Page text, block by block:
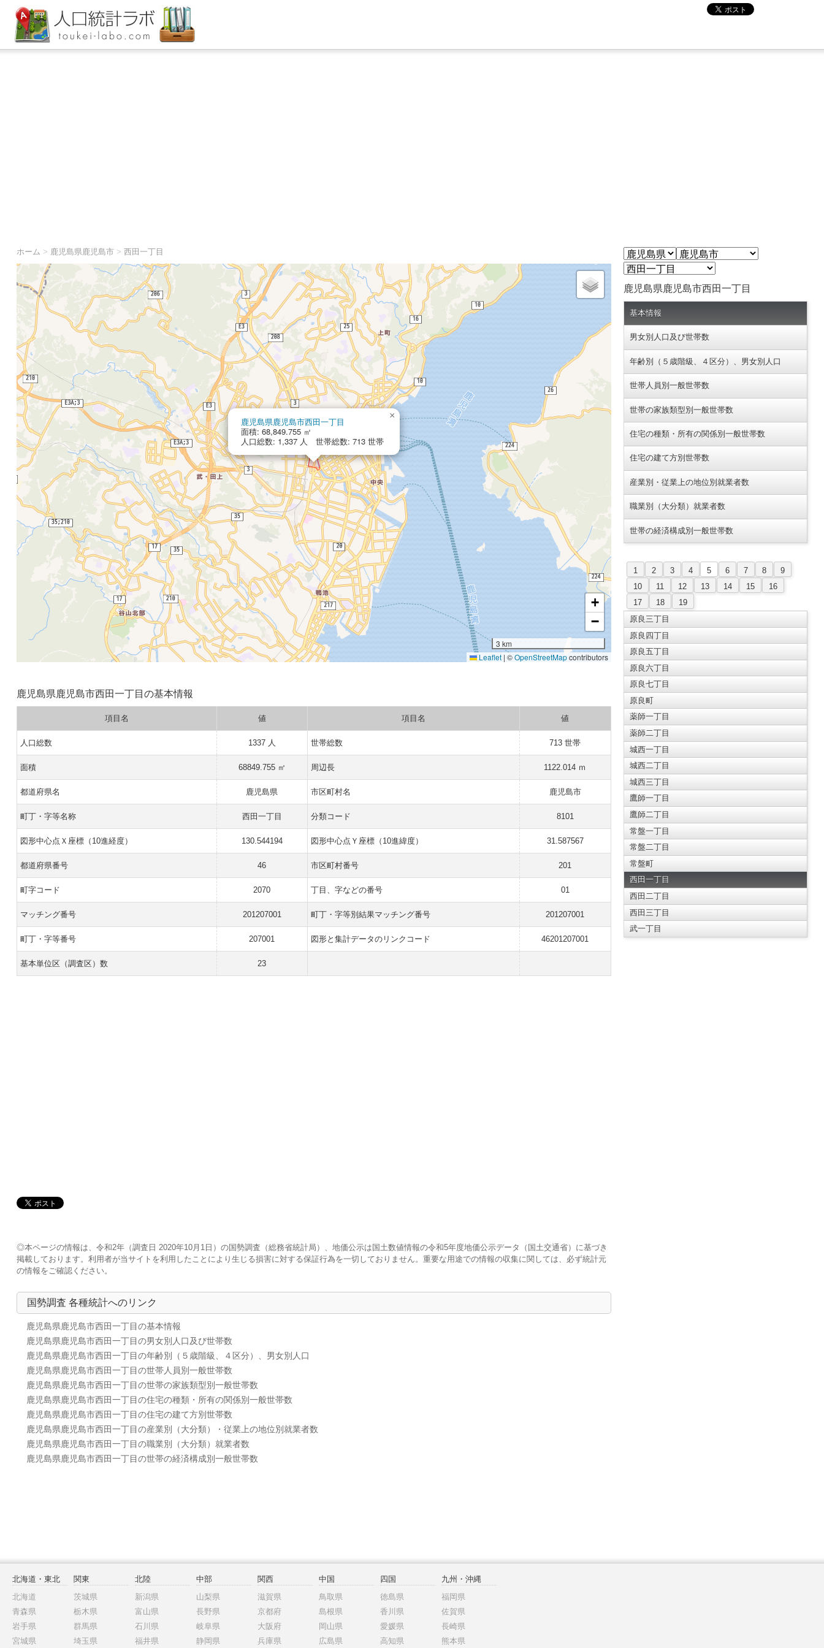
ホーム > 鹿児島県鹿児島市> 西田一丁目
鹿児島県鹿児島市西田一丁目
面積: 68,849.755 ㎡
人口総数: 1,337 人 世帯総数: 713 世帯
×
+
−
3 km
Leaflet | ©OpenStreetMapcontributors
鹿児島県鹿児島市西田一丁目の基本情報
項目名 値 項目名 値
人口総数 1337 人 世帯総数 713 世帯
面積 68849.755 ㎡ 周辺長 1122.014 ｍ
都道府県名 鹿児島県 市区町村名 鹿児島市
町丁・字等名称 西田一丁目 分類コード 8101
図形中心点Ｘ座標（10進経度） 130.544194 図形中心点Ｙ座標（10進緯度） 31.587567
都道府県番号 46 市区町村番号 201
町字コード 2070 丁目、字などの番号 01
マッチング番号 201207001 町丁・字等別結果マッチング番号 201207001
町丁・字等番号 207001 図形と集計データのリンクコード 46201207001
基本単位区（調査区）数 23
◎本ページの情報は、令和2年（調査日 2020年10月1日）の国勢調査（総務省統計局）、地価公示は国土数値情報の令和5年度地価公示データ（国土交通省）に基づき
掲載しております。利用者が当サイトを利用したことにより生じる損害に対する保証行為を一切しておりません。重要な用途での情報の収集に関しては、必ず統計元
の情報をご確認ください。
国勢調査 各種統計へのリンク
鹿児島県鹿児島市西田一丁目の基本情報
鹿児島県鹿児島市西田一丁目の男女別人口及び世帯数
鹿児島県鹿児島市西田一丁目の年齢別（５歳階級、４区分）、男女別人口
鹿児島県鹿児島市西田一丁目の世帯人員別一般世帯数
鹿児島県鹿児島市西田一丁目の世帯の家族類型別一般世帯数
鹿児島県鹿児島市西田一丁目の住宅の種類・所有の関係別一般世帯数
鹿児島県鹿児島市西田一丁目の住宅の建て方別世帯数
鹿児島県鹿児島市西田一丁目の産業別（大分類）・従業上の地位別就業者数
鹿児島県鹿児島市西田一丁目の職業別（大分類）就業者数
鹿児島県鹿児島市西田一丁目の世帯の経済構成別一般世帯数
鹿児島県鹿児島市西田一丁目
基本情報
男女別人口及び世帯数
年齢別（５歳階級、４区分）、男女別人口
世帯人員別一般世帯数
世帯の家族類型別一般世帯数
住宅の種類・所有の関係別一般世帯数
住宅の建て方別世帯数
産業別・従業上の地位別就業者数
職業別（大分類）就業者数
世帯の経済構成別一般世帯数
1 2 3 4 5 6 7 8
9
10
11 12 13 14 15
16
17
18
19
原良三丁目
原良四丁目
原良五丁目
原良六丁目
原良七丁目
原良町
薬師一丁目
薬師二丁目
城西一丁目
城西二丁目
城西三丁目
鷹師一丁目
鷹師二丁目
常盤一丁目
常盤二丁目
常盤町
西田一丁目
西田二丁目
西田三丁目
武一丁目
北海道・東北
北海道
青森県
岩手県
宮城県
関東
茨城県
栃木県
群馬県
埼玉県
北陸
新潟県
富山県
石川県
福井県
中部
山梨県
長野県
岐阜県
静岡県
関西
滋賀県
京都府
大阪府
兵庫県
中国
鳥取県
島根県
岡山県
広島県
四国
徳島県
香川県
愛媛県
高知県
九州・沖縄
福岡県
佐賀県
長崎県
熊本県